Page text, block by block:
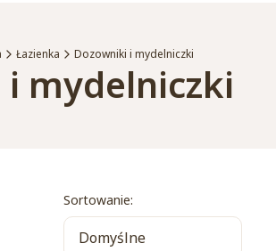
Łazienka Dozowniki i mydelniczki
mydelniczki
Lista produktów
Sortowanie:
Domyślne